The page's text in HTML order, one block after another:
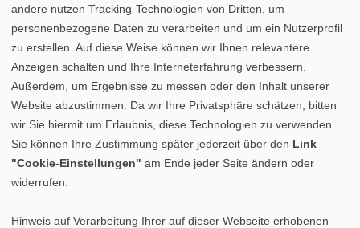
andere nutzen Tracking-Technologien von Dritten, um
personenbezogene Daten zu verarbeiten und um ein Nutzerprofil
zu erstellen. Auf diese Weise können wir Ihnen relevantere
Anzeigen schalten und Ihre Interneterfahrung verbessern.
Außerdem, um Ergebnisse zu messen oder den Inhalt unserer
Website abzustimmen. Da wir Ihre Privatsphäre schätzen, bitten
wir Sie hiermit um Erlaubnis, diese Technologien zu verwenden.
Sie können Ihre Zustimmung später jederzeit über den Link
"Cookie-Einstellungen" am Ende jeder Seite ändern oder
widerrufen.
Hinweis auf Verarbeitung Ihrer auf dieser Webseite erhobenen